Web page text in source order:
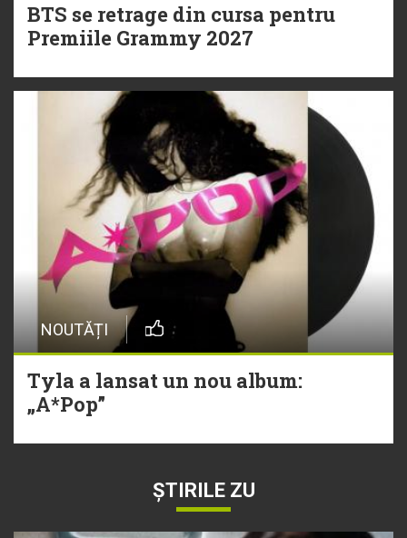
BTS se retrage din cursa pentru
Premiile Grammy 2027
NOUTĂȚI
Tyla a lansat un nou album:
„A*Pop”
ȘTIRILE ZU